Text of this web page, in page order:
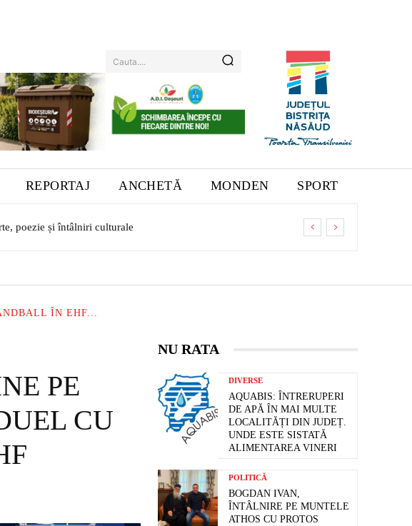
Cauta....
REPORTAJ ANCHETĂ MONDEN SPORT
poezie și întâlniri culturale
a intrat în dotarea companiei
ÎN EHF...
PE
CU
NU RATA
DIVERSE
AQUABIS: ÎNTRERUPERI
DE APĂ ÎN MAI MULTE
LOCALITĂȚI DIN JUDEȚ.
UNDE ESTE SISTATĂ
ALIMENTAREA VINERI
POLITICĂ
BOGDAN IVAN,
ÎNTÂLNIRE PE MUNTELE
ATHOS CU PROTOS